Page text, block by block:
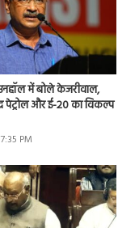
में बोले केजरीवाल,
पेट्रोल और ई-20 का विकल्प
PM